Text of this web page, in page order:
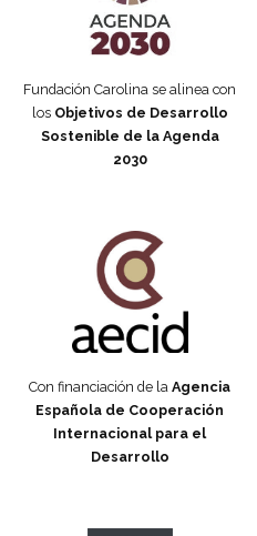
Fundación Carolina se alinea con
los Objetivos de Desarrollo
Sostenible de la Agenda
2030
Con financiación de la Agencia
Española de Cooperación
Internacional para el
Desarrollo